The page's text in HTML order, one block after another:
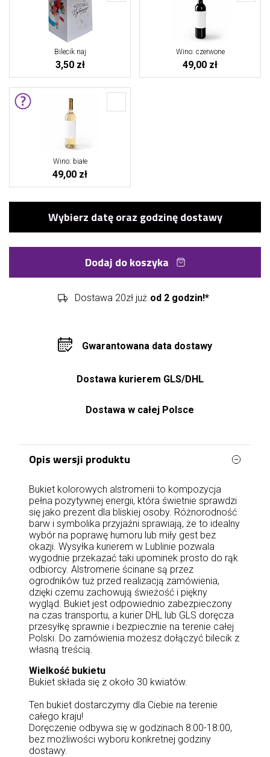
Bilecik naj
3,50 zł
Wino: czerwone
49,00 zł
Wino: białe
49,00 zł
Dodaj do koszyka
Dostawa 20zł już od 2 godzin!*
Gwarantowana data dostawy
Dostawa kurierem GLS/DHL
Dostawa w całej Polsce
Opis wersji produktu
Bukiet kolorowych alstromerii to kompozycja
pełna pozytywnej energii, która świetnie sprawdzi
się jako prezent dla bliskiej osoby. Różnorodność
barw i symbolika przyjaźni sprawiają, że to idealny
wybór na poprawę humoru lub miły gest bez
okazji. Wysyłka kurierem w Lublinie pozwala
wygodnie przekazać taki upominek prosto do rąk
odbiorcy. Alstromerie ścinane są przez
ogrodników tuż przed realizacją zamówienia,
dzięki czemu zachowują świeżość i piękny
wygląd. Bukiet jest odpowiednio zabezpieczony
na czas transportu, a kurier DHL lub GLS doręcza
przesyłkę sprawnie i bezpiecznie na terenie całej
Polski. Do zamówienia możesz dołączyć bilecik z
własną treścią.
Wielkość bukietu
Bukiet składa się z około 30 kwiatów.
Ten bukiet dostarczymy dla Ciebie na terenie
całego kraju!
Doręczenie odbywa się w godzinach 8:00-18:00,
bez możliwości wyboru konkretnej godziny
dostawy.